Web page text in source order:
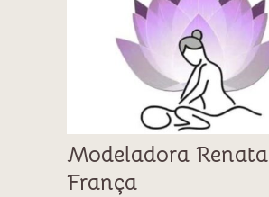
Modeladora Renata
França